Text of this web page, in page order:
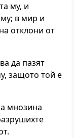
му, и
в мир и
отклони от
да пазят
защото той е
мнозина